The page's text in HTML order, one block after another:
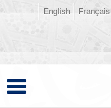
Français
English